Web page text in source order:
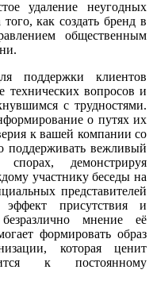
удаление неугодных
как создать бренд в
общественным
поддержки клиентов
технических вопросов и
с трудностями.
о путях их
к вашей компании со
поддерживать вежливый
демонстрируя
участнику беседы на
представителей
присутствия и
мнение её
формировать образ
которая ценит
к постоянному